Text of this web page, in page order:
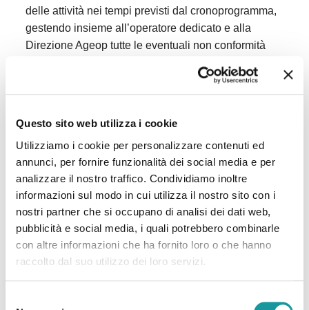
Questo sito web utilizza i cookie
Utilizziamo i cookie per personalizzare contenuti ed
annunci, per fornire funzionalità dei social media e per
analizzare il nostro traffico. Condividiamo inoltre
informazioni sul modo in cui utilizza il nostro sito con i
nostri partner che si occupano di analisi dei dati web,
pubblicità e social media, i quali potrebbero combinarle
con altre informazioni che ha fornito loro o che hanno
raccolto dal suo utilizzo dei loro servizi.
delle attività nei tempi previsti dal cronoprogramma,
gestendo insieme all’operatore dedicato e alla
Direzione Ageop tutte le eventuali non conformità
DALL’ASSOCIAZIONE, dovuto all’aumento del
numero di pazienti con diagnosi di sarcoma, un
tumore maligno che può colpire i tessuti molli e gli
organi, provenienti prevalentemente dalla Bosnia e,
in generale, dall’area balcanica. Il presente progetto
permetterà di coprire i costi necessari per dare una
pronta risposta alle nuove richieste e
contestualmente per avere il tempo di valutare se
l’aumento registrato è destinato a stabilizzarsi.
E modello-e-avviso-1-2025